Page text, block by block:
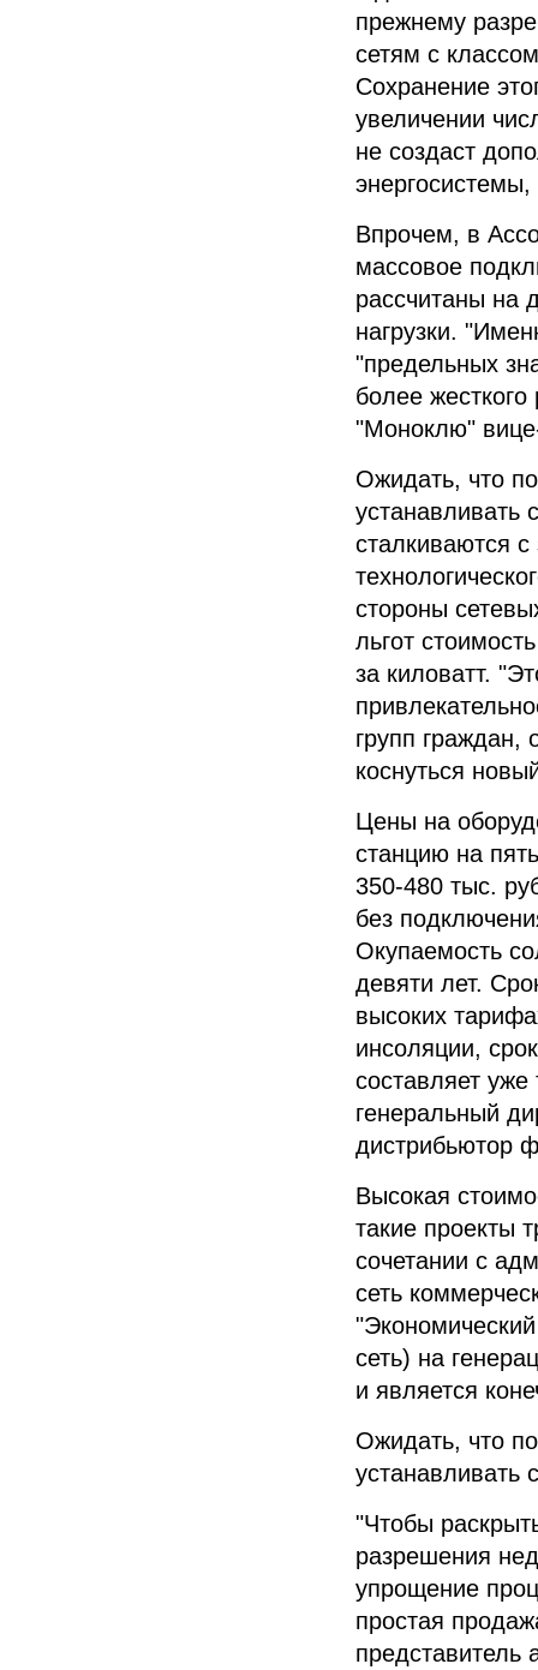
прежнему
сетям с
Сохранение
увеличении
не создаст
энергосистемы,
Впрочем, в
массовое
рассчитаны на
нагрузки.
"предельных
более
"Моноклю"
Ожидать, что
устанавливать
сталкиваются
стороны
льгот
за киловатт.
групп граждан,
коснуться
Цены на
станцию на
350-480 тыс.
без
Окупаемость
девяти лет.
высоких
инсоляции,
составляет уже
генеральный
дистрибьютор
Высокая
такие проекты
сочетании с
сеть
сеть) на
и является
Ожидать, что
устанавливать
"Чтобы
разрешения
упрощение
простая
представитель